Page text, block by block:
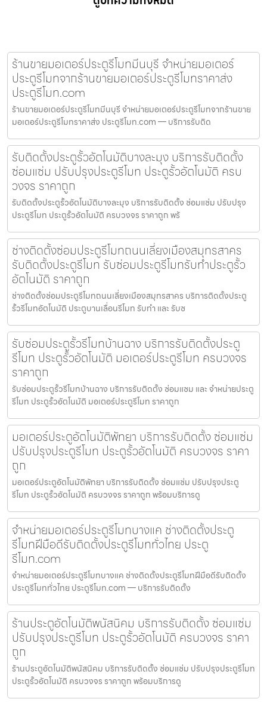
ร้านขายมอเตอร์ประตูรีโมทมีนบุรี จำหน่ายมอเตอร์
ประตูรีโมทจากร้านขายมอเตอร์ประตูรีโมทราคาส่ง
ประตูรีโมท.com
ร้านขายมอเตอร์ประตูรีโมทมีนบุรี จำหน่ายมอเตอร์ประตูรีโมทจากร้านขาย
มอเตอร์ประตูรีโมทราคาส่ง ประตูรีโมท.com — บริการรับติด
รับติดตั้งประตูรั้วอัตโนมัติบางละมุง บริการรับติดตั้ง
ซ่อมแซ่ม ปรับปรุงประตูรีโมท ประตูรั้วอัตโนมัติ ครบ
วงจร ราคาถูก
รับติดตั้งประตูรั้วอัตโนมัติบางละมุง บริการรับติดตั้ง ซ่อมแซ่ม ปรับปรุง
ประตูรีโมท ประตูรั้วอัตโนมัติ ครบวงจร ราคาถูก พร้
ช่างติดตั้งซ่อมประตูรีโมทถนนเลี่ยงเมืองสมุทรสาคร
รับติดตั้งประตูรีโมท รับซ่อมประตูรีโมทรับทำประตูรั้ว
อัตโนมัติ ราคาถูก
ช่างติดตั้งซ่อมประตูรีโมทถนนเลี่ยงเมืองสมุทรสาคร บริการติดตั้งประตู
รั้วรีโมทอัตโนมัติ ประตูบานเลื่อนรีโมท รับทำ และ รับซ
รับซ่อมประตูรั้วรีโมทบ้านฉาง บริการรับติดตั้งประตู
รีโมท ประตูรั้วอัตโนมัติ มอเตอร์ประตูรีโมท ครบวงจร
ราคาถูก
รับซ่อมประตูรั้วรีโมทบ้านฉาง บริการรับติดตั้ง ซ่อมแซม และ จำหน่ายประตู
รีโมท ประตูรั้วอัตโนมัติ มอเตอร์ประตูรีโมท ราคาถูก
มอเตอร์ประตูอัตโนมัติพัทยา บริการรับติดตั้ง ซ่อมแซ่ม
ปรับปรุงประตูรีโมท ประตูรั้วอัตโนมัติ ครบวงจร ราคา
ถูก
มอเตอร์ประตูอัตโนมัติพัทยา บริการรับติดตั้ง ซ่อมแซ่ม ปรับปรุงประตู
รีโมท ประตูรั้วอัตโนมัติ ครบวงจร ราคาถูก พร้อมบริการดู
จำหน่ายมอเตอร์ประตูรีโมทบางแค ช่างติดตั้งประตู
รีโมทฝีมือดีรับติดตั้งประตูรีโมททั่วไทย ประตู
รีโมท.com
จำหน่ายมอเตอร์ประตูรีโมทบางแค ช่างติดตั้งประตูรีโมทฝีมือดีรับติดตั้ง
ประตูรีโมททั่วไทย ประตูรีโมท.com — บริการรับติดตั้ง
ร้านประตูอัตโนมัติพนัสนิคม บริการรับติดตั้ง ซ่อมแซ่ม
ปรับปรุงประตูรีโมท ประตูรั้วอัตโนมัติ ครบวงจร ราคา
ถูก
ร้านประตูอัตโนมัติพนัสนิคม บริการรับติดตั้ง ซ่อมแซ่ม ปรับปรุงประตูรีโมท
ประตูรั้วอัตโนมัติ ครบวงจร ราคาถูก พร้อมบริการดู